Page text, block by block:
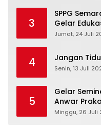
3
SPPG
Gelar
Peringati
Jumat, 24 Juli
4 Jangan
Senin, 13 Juli
5
Gelar
Anwar
di Logung
Minggu, 26 Juli